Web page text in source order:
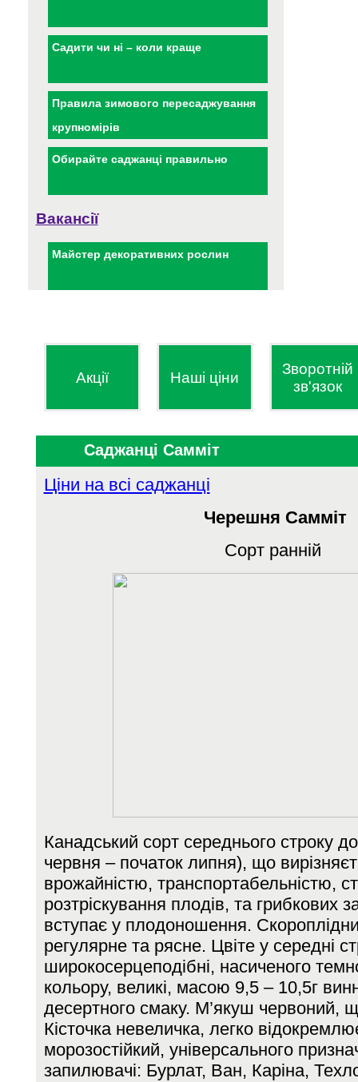
Садити чи ні – коли краще
Правила зимового пересаджування
крупномірів
Обирайте саджанці правильно
Вакансії
Майстер декоративних рослин
Акції Наші ціни
Зворотній
зв'язок
Саджанці Самміт
Ціни на всі саджанці
Черешня Самміт
Сорт ранній
Канадський сорт середнього строку
червня – початок липня), що
врожайністю, транспортабельністю,
розтріскування плодів, та грибкових
вступає у плодоношення.
регулярне та рясне. Цвіте у середні
широкосерцеподібні, насиченого
кольору, великі, масою 9,5 – 10,5г
десертного смаку. М’якуш червоний,
Кісточка невеличка, легко
морозостійкий, універсального
запилювачі: Бурлат, Ван, Каріна,